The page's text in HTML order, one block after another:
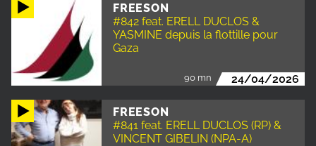
FREESON
#842 feat. ERELL DUCLOS &
YASMINE depuis la flottille pour
Gaza
90 mn 24/04/2026
FREESON
#841 feat. ERELL DUCLOS (RP) &
VINCENT GIBELIN (NPA-A)